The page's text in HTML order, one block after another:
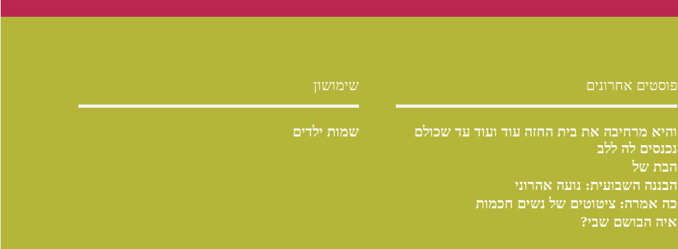
שימושון
שמות ילדים
פוסטים אחרונים
והיא מרחיבה את בית החזה עוד ועוד עד שכולם
נכנסים לה ללב
הבת של
הבננה השבועית: נועה אהרוני
כה אמרה: ציטוטים של נשים חכמות
איה הבושם שבי?